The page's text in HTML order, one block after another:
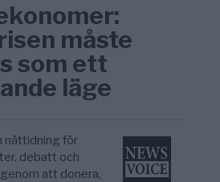
måste
som ett
läge
nättidning för
debatt och
genom att donera,